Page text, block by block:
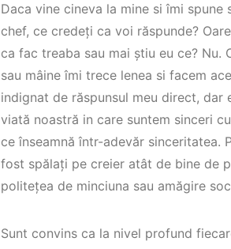
Daca vine cineva la mine si îmi spune
chef, ce credeți ca voi răspunde?
ca fac treaba sau mai știu eu ce?
sau mâine îmi trece lenea si facem
indignat de răspunsul meu direct,
viată noastră in care suntem sinceri
ce înseamnă într-adevăr sinceritatea.
fost spălați pe creier atât de bine de
politețea de minciuna sau amăgire
Sunt convins ca la nivel profund